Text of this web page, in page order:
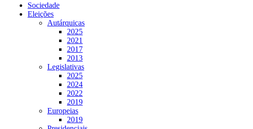
Sociedade
Eleições
Autárquicas
2025
2021
2017
2013
Legislativas
2025
2024
2022
2019
Europeias
2019